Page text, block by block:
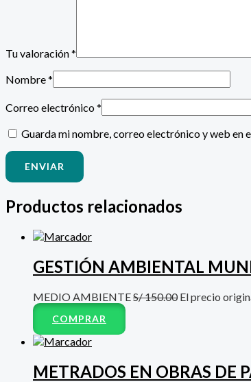
Tu valoración*
Nombre*
Correo electrónico*
Guarda mi nombre, correo electrónico y web en
Productos relacionados
GESTIÓN AMBIENTAL
MEDIO AMBIENTES/150.00 El precio
COMPRAR
METRADOS EN OBRAS DE